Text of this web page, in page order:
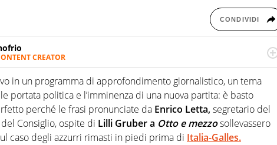
CONDIVIDI
CREATOR
dal 2007, scrive per curiosità personale e necessità:
di sport e dei suoi protagonisti, concedendosi innocenti evasioni
creazione di format. Un tempo ala destra, oggi si sente a suo agio nel
una classifica riservata dei migliori 5 calciatori di sempre.
in un programma di approfondimento giornalistico, un tema
portata politica e l’imminenza di una nuova partita: è basto
perché le frasi pronunciate da Enrico Letta,segretario del
Consiglio, ospite di Lilli Gruber a Otto e mezzosollevassero
caso degli azzurri rimasti in piedi prima di Italia-Galles.